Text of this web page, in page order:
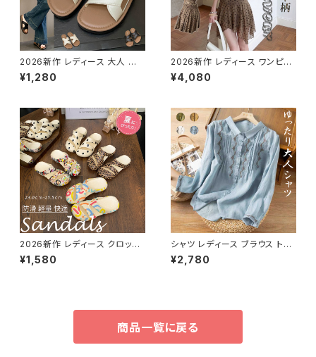
2026新作 レディース 大人 軽
量 ぺたんこ 歩きやすい 疲れな
い おしゃれ アウトドア 通勤 美
¥1,280
2026新作 レディース ワンピー
ス水着 透け感 水玉 ツーピース
フェイクビキニ 体系カバー
¥4,080
2026新作 レディース クロッグ
サンダル スリッパ 靴 シューズ
ベランダ 軽量 アウトドア カジュ
¥1,580
シャツ レディース ブラウス トッ
プス ボタン 長袖 綿麻風 長袖ト
ップス 刺繍 羽織り 前開き 薄手
¥2,780
商品一覧に戻る